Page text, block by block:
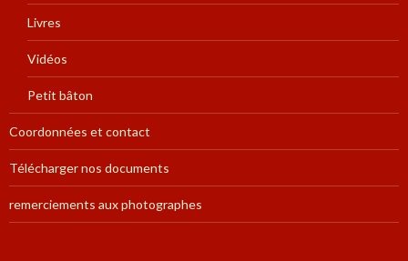
Livres
Vidéos
Petit bâton
Coordonnées et contact
Télécharger nos documents
remerciements aux photographes